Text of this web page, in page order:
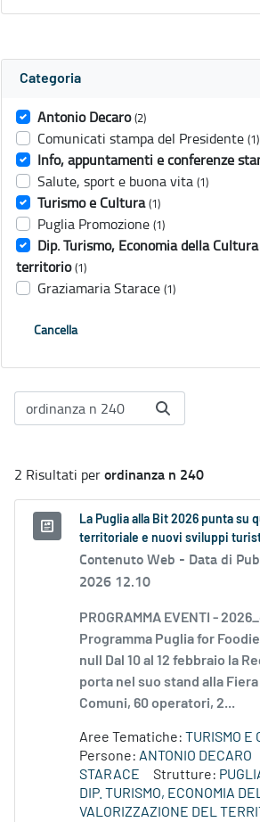
Categoria
Antonio Decaro (2)
Comunicati stampa del Presidente (1)
Info, appuntamenti e conferenze
Salute, sport e buona vita (1)
Turismo e Cultura (1)
Puglia Promozione (1)
Dip. Turismo, Economia della
territorio (1)
Graziamaria Starace (1)
Cancella
2 Risultati perordinanza n 240
La Puglia alla Bit 2026 punta su
territoriale e nuovi sviluppi
Contenuto Web - Data di
2026 12.10
PROGRAMMA EVENTI -
Programma Puglia for
null Dal 10 al 12 febbraio la
porta nel suo stand alla Fiera
Comuni, 60 operatori, 2...
Aree Tematiche: TURISMO E
Persone: ANTONIO DECARO
STARACE
Strutture:
DIP. TURISMO, ECONOMIA
VALORIZZAZIONE DEL